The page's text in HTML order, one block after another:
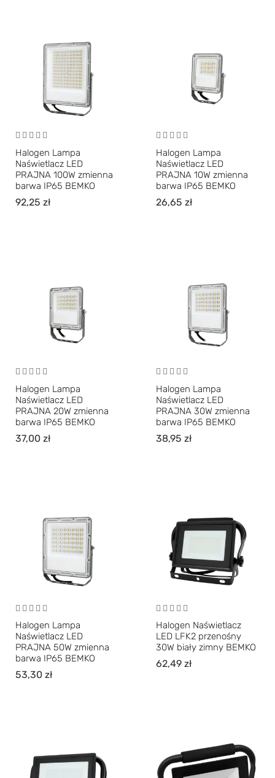
Halogen Lampa
Naświetlacz LED
PRAJNA 100W zmienna
barwa IP65 BEMKO
92,25 zł
Halogen Lampa
Naświetlacz LED
PRAJNA 10W zmienna
barwa IP65 BEMKO
26,65 zł
Halogen Lampa
Naświetlacz LED
PRAJNA 20W zmienna
barwa IP65 BEMKO
37,00 zł
Halogen Lampa
Naświetlacz LED
PRAJNA 30W zmienna
barwa IP65 BEMKO
38,95 zł
Halogen Lampa
Naświetlacz LED
PRAJNA 50W zmienna
barwa IP65 BEMKO
53,30 zł
Halogen Naświetlacz
LED LFK2 przenośny
30W biały zimny BEMKO
62,49 zł